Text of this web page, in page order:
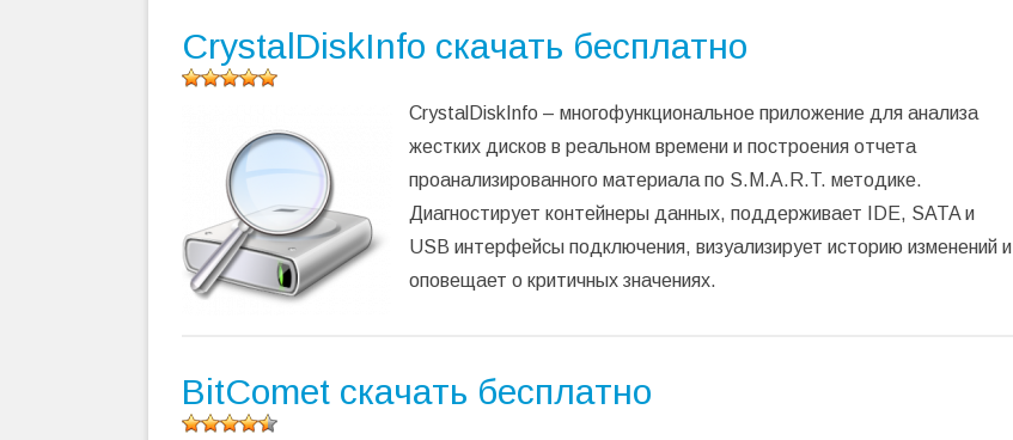
CrystalDiskInfo скачать бесплатно
29
оценок,
среднее:
из 5)
CrystalDiskInfo – многофункциональное приложение для анализа
жестких дисков в реальном времени и построения отчета
проанализированного материала по S.M.A.R.T. методике.
Диагностирует контейнеры данных, поддерживает IDE, SATA и
USB интерфейсы подключения, визуализирует историю изменений и
оповещает о критичных значениях.
BitComet скачать бесплатно